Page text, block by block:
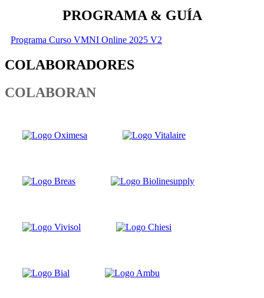
PROGRAMA & GUÍA
Programa Curso VMNI Online 2025 V2
COLABORADORES
COLABORAN